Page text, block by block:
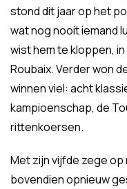
stond dit jaar op het
wat nog nooit iemand
wist hem te kloppen,
Roubaix. Verder won
winnen viel: acht
kampioenschap, de
rittenkoersen.
Met zijn vijfde zege op
bovendien opnieuw